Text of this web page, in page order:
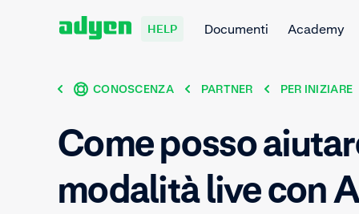
HELP Documenti Academy
CONOSCENZA PARTNER PER INIZIARE
Come posso
modalità live con